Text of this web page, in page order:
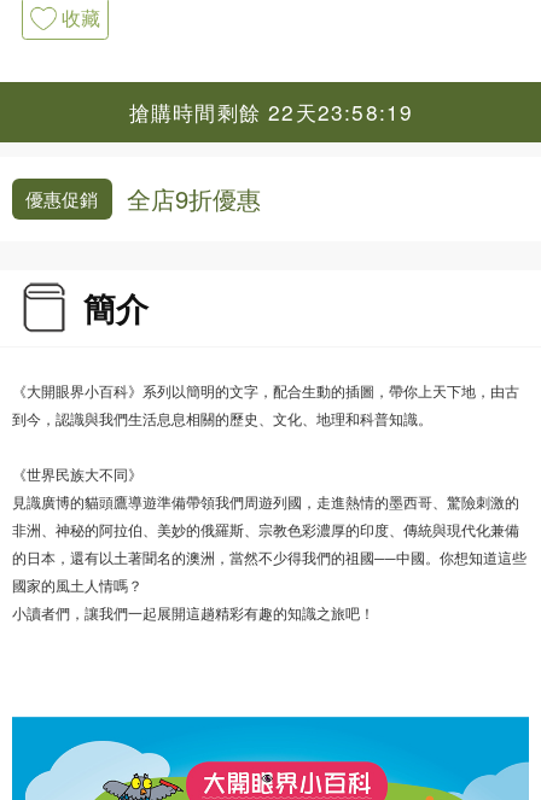
收藏
搶購時間剩餘 22天23:58:19
優惠促銷 全店9折優惠
簡介
《大開眼界小百科》系列以簡明的文字，配合生動的插圖，帶你上天下地，由古
到今，認識與我們生活息息相關的歷史、文化、地理和科普知識。
《世界民族大不同》
見識廣博的貓頭鷹導遊準備帶領我們周遊列國，走進熱情的墨西哥、驚險刺激的
非洲、神秘的阿拉伯、美妙的俄羅斯、宗教色彩濃厚的印度、傳統與現代化兼備
的日本，還有以土著聞名的澳洲，當然不少得我們的祖國──中國。你想知道這些
國家的風土人情嗎？
小讀者們，讓我們一起展開這趟精彩有趣的知識之旅吧！